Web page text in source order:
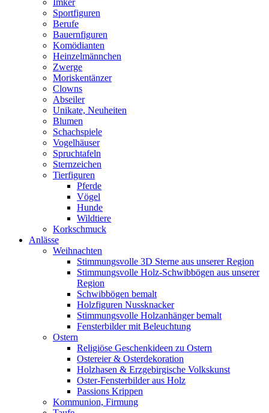
Imker
Sportfiguren
Berufe
Bauernfiguren
Komödianten
Heinzelmännchen
Zwerge
Moriskentänzer
Clowns
Abseiler
Unikate, Neuheiten
Blumen
Schachspiele
Vogelhäuser
Spruchtafeln
Sternzeichen
Tierfiguren
Pferde
Vögel
Hunde
Wildtiere
Korkschmuck
Anlässe
Weihnachten
Stimmungsvolle 3D Sterne aus unserer Region
Stimmungsvolle Holz-Schwibbögen aus unserer
Region
Schwibbögen bemalt
Holzfiguren Nussknacker
Stimmungsvolle Holzanhänger bemalt
Fensterbilder mit Beleuchtung
Ostern
Religiöse Geschenkideen zu Ostern
Ostereier & Osterdekoration
Holzhasen & Erzgebirgische Volkskunst
Oster-Fensterbilder aus Holz
Passions Krippen
Kommunion, Firmung